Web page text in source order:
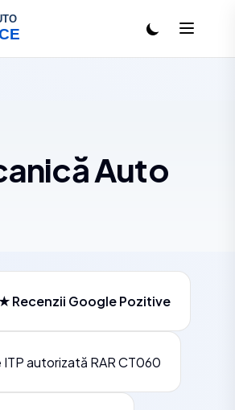
Auto
Recenzii Google Pozitive
autorizată RAR CT060